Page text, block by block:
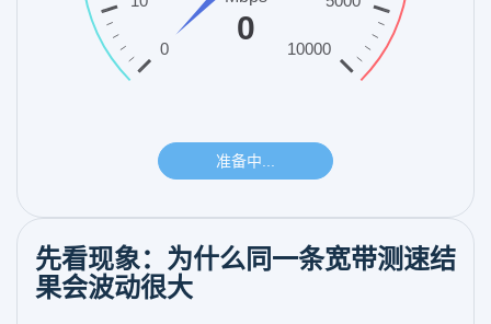
先看现象：为什么同一条宽带测速结
果会波动很大